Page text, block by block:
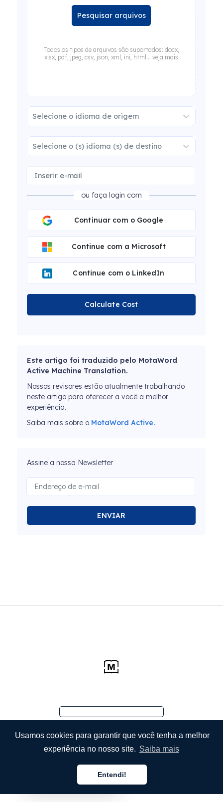
Usamos cookies para garantir que você tenha a melhor
experiência no nosso site. Saiba mais
Entendi!
Pesquisar arquivos
Todos os tipos de arquivos são suportados: docx,
xlsx, pdf, jpeg, csv, json, xml, ini, html... veja mais
Selecione o idioma de origem
Selecione o (s) idioma (s) de destino
ou faça login com
Continuar com o Google
Continue com a Microsoft
Continue com o LinkedIn
Calculate Cost
Este artigo foi traduzido pelo MotaWord
Active Machine Translation.
Nossos revisores estão atualmente trabalhando
neste artigo para oferecer a você a melhor
experiência.
Saiba mais sobre o MotaWord Active.
Assine a nossa Newsletter
ENVIAR
Português